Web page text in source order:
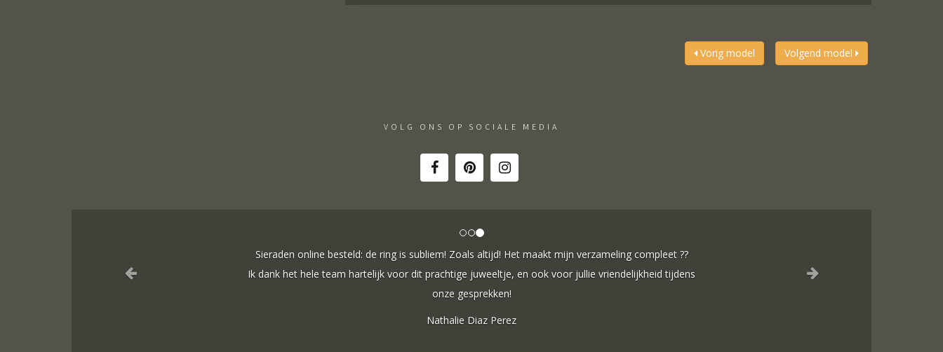
Vorig model Volgend model
VOLG ONS OP SOCIALE MEDIA
Sieraden online besteld: de ring is subliem! Zoals altijd! Het maakt mijn verzameling compleet ??
Ik dank het hele team hartelijk voor dit prachtige juweeltje, en ook voor jullie vriendelijkheid tijdens
onze gesprekken!
Nathalie Diaz Perez